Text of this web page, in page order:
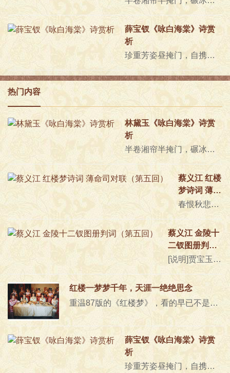
薛宝钗《咏白海棠》诗赏
析
珍重芳姿昼掩门，自携手瓮灌苔盆。胭脂洗出秋阶影，冰雪招来露砌魂。淡极始知花更艳，愁多焉得玉无痕。欲偿白帝宜清洁，不语婷婷..
热门内容
林黛玉《咏白海棠》诗赏
析
半卷湘帘半掩门，碾冰为土玉为盆。偷来梨蕊三分白，借得梅花一缕魂。月窟仙人缝缟袂，秋闺怨女拭啼痕。娇羞默默同谁诉？倦倚西风..
蔡义江 红楼
梦诗词 薄命
司对联（第春恨秋悲皆自惹，花容月貌为谁妍？[说明]宝玉在太虚幻境的内殿看到许多匾额对联，其中写有“痴情司”、“结怨司”、“朝啼司”、..
蔡义江 金陵十
二钗图册判词
（第五回） [说明]贾宝玉梦随警幻到太虚幻境薄命司，看到贴有金陵十二钗册子封条的大橱，就开橱看了册子中的一些图和题词，即这些又副册、副..
红楼一梦梦千年，天涯一绝绝思念
重温87版的《红楼梦》，看的早已不是那些剧情，听的早已不是那些曲调，而是那个时候看《红楼梦》的自己。《红楼梦》引子87版《红..
薛宝钗《咏白海棠》诗赏
析
珍重芳姿昼掩门，自携手瓮灌苔盆。胭脂洗出秋阶影，冰雪招来露砌魂。淡极始知花更艳，愁多焉得玉无痕。欲偿白帝宜清洁，不语婷婷..